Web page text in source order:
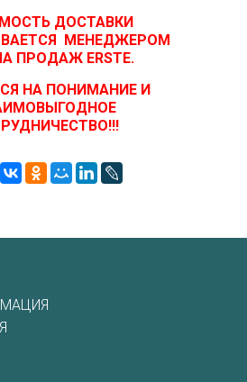
ДОСТАВКИ
МЕНЕДЖЕРОМ
ПРОДАЖ ERSTE.
НА ПОНИМАНИЕ И